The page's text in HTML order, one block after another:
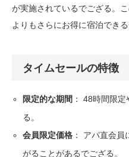
が実施されているでござる。
よりもさらにお得に宿泊でき
タイムセールの特徴
限定的な期間 ： 48時間限
る。
会員限定価格 ： アパ直会
がることがあるでござる。